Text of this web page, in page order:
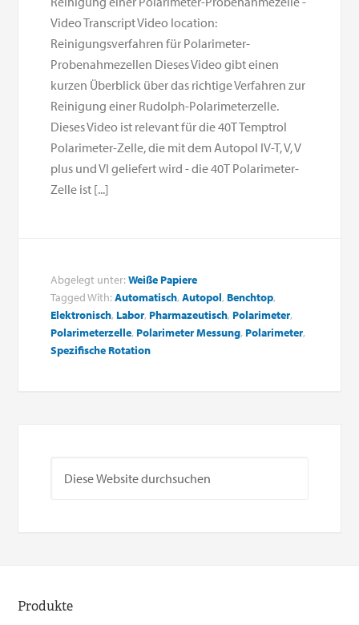
Video Transcript Video location:
Reinigungsverfahren für Polarimeter-
Probenahmezellen Dieses Video gibt einen
kurzen Überblick über das richtige Verfahren zur
Reinigung einer Rudolph-Polarimeterzelle.
Dieses Video ist relevant für die 40T Temptrol
Polarimeter-Zelle, die mit dem Autopol IV-T, V, V
plus und VI geliefert wird - die 40T Polarimeter-
Zelle ist [...]
Abgelegt unter:Weiße Papiere
Tagged With:Automatisch,Autopol, Benchtop,
Elektronisch, Labor, Pharmazeutisch, Polarimeter,
Polarimeterzelle, Polarimeter Messung, Polarimeter,
Spezifische Rotation
Produkte